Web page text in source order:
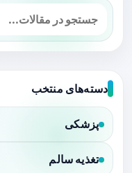
دسته‌های منتخب
پزشکی
تغذیه سالم